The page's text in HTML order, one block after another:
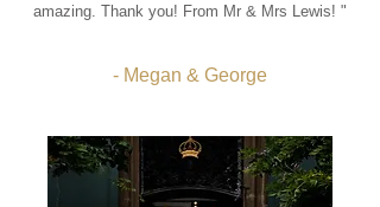
amazing. Thank you! From Mr & Mrs Lewis! "
- Megan & George